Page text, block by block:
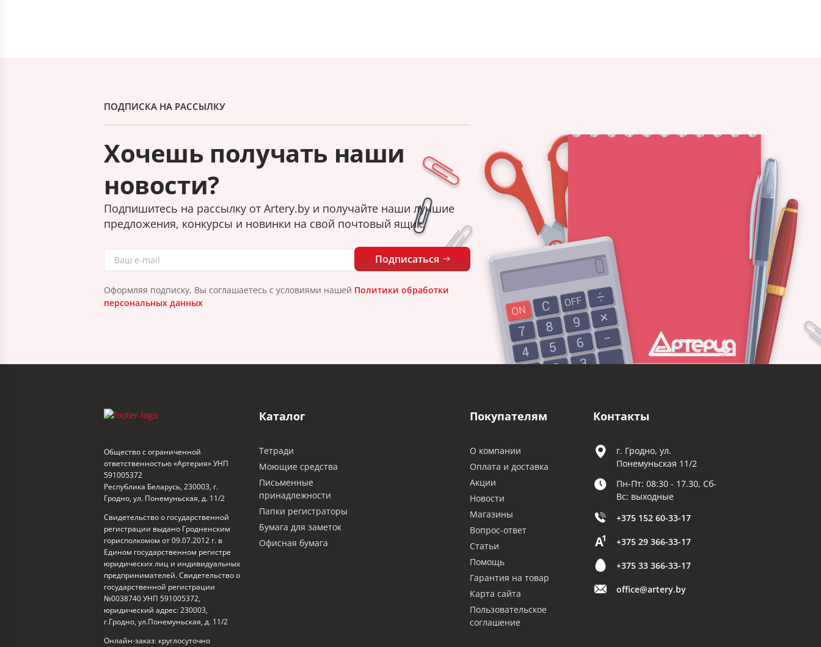
ПОДПИСКА НА РАССЫЛКУ
Хочешь получать наши
новости?
Подпишитесь на рассылку от Artery.by и получайте наши лучшие
предложения, конкурсы и новинки на свой почтовый ящик.
Подписаться
Оформляя подписку, Вы соглашаетесь с условиями нашей Политики обработки
персональных данных
Общество с ограниченной
ответственностью «Артерия» УНП
591005372
Республика Беларусь, 230003, г.
Гродно, ул. Понемуньская, д. 11/2
Свидетельство о государственной
регистрации выдано Гродненским
горисполкомом от 09.07.2012 г. в
Едином государственном регистре
юридических лиц и индивидуальных
предпринимателей. Свидетельство о
государственной регистрации
№0038740 УНП 591005372,
юридический адрес: 230003,
г.Гродно, ул.Понемуньская, д. 11/2
Онлайн-заказ: круглосуточно
Каталог
Тетради
Моющие средства
Письменные
принадлежности
Папки регистраторы
Бумага для заметок
Офисная бумага
Покупателям
О компании
Оплата и доставка
Акции
Новости
Магазины
Вопрос-ответ
Статьи
Помощь
Гарантия на товар
Карта сайта
Пользовательское
соглашение
Контакты
г. Гродно, ул.
Понемуньская 11/2
Пн-Пт: 08:30 - 17.30, Сб-
Вс: выходные
+375 152 60-33-17
+375 29 366-33-17
+375 33 366-33-17
office@artery.by